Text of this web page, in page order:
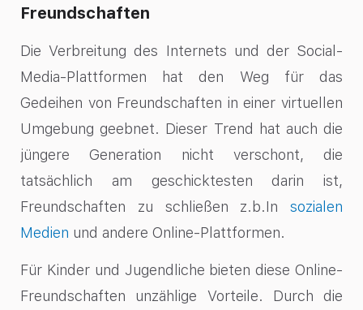
Freundschaften
Die Verbreitung des Internets und der Social-
Media-Plattformen hat den Weg für das
Gedeihen von Freundschaften in einer virtuellen
Umgebung geebnet. Dieser Trend hat auch die
jüngere Generation nicht verschont, die
tatsächlich am geschicktesten darin ist,
Freundschaften zu schließen z.b.In sozialen
Medien und andere Online-Plattformen.
Für Kinder und Jugendliche bieten diese Online-
Freundschaften unzählige Vorteile. Durch die